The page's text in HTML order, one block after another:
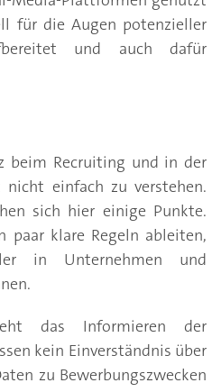
für die Augen potenzieller
und auch dafür
beim Recruiting und in der
einfach zu verstehen.
sich hier einige Punkte.
paar klare Regeln ableiten,
in Unternehmen und
das Informieren der
kein Einverständnis über
zu Bewerbungszwecken